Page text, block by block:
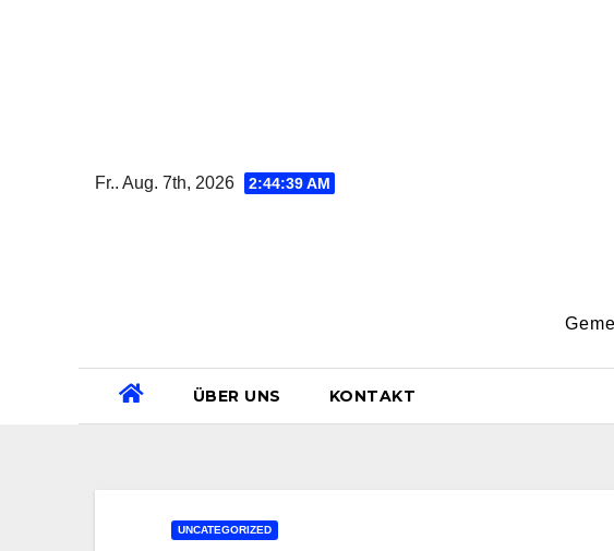
Fr.. Aug. 7th, 2026 2:44:40 AM
ÜBER UNS KONTAKT
UNCATEGORIZED